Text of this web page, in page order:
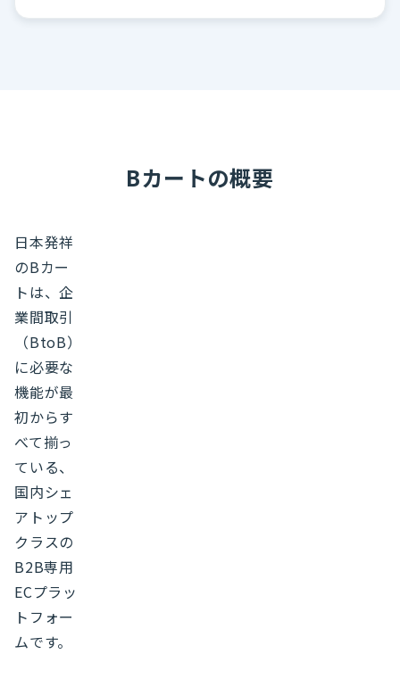
Bカートの概要
日本発祥
のBカー
トは、企
業間取引
（BtoB）
に必要な
機能が最
初からす
べて揃っ
ている、
国内シェ
アトップ
クラスの
B2B専用
ECプラッ
トフォー
ムです。